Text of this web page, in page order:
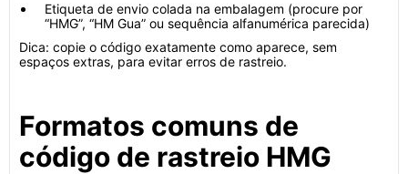
Etiqueta de envio colada na embalagem (procure por
“HMG”, “HM Gua” ou sequência alfanumérica parecida)
Dica: copie o código exatamente como aparece, sem
espaços extras, para evitar erros de rastreio.
Formatos comuns de
código de rastreio HMG